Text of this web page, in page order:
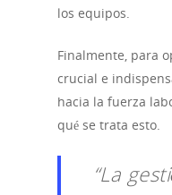
los equipos.
Finalmente, para
crucial e
hacia la fuerza
qué se trata esto.
“La